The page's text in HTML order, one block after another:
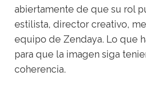
abiertamente de que su rol
estilista, director creativo,
equipo de Zendaya. Lo que
para que la imagen siga
coherencia.